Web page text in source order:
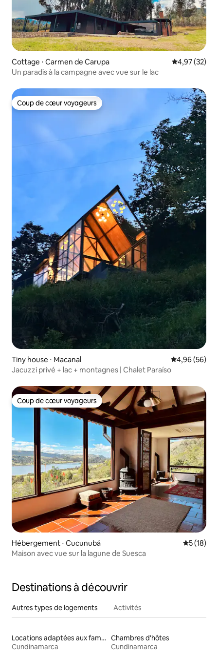
Cottage ⋅ Carmen de Carupa Évaluation
4,97 (32)
Un paradis à la campagne avec vue sur le lac
Coup de cœur voyageurs
Coup de cœur voyageurs
Tiny house ⋅ Macanal Évaluation
4,96 (56)
Jacuzzi privé + lac + montagnes | Chalet Paraíso
Coup de cœur voyageurs
Coup de cœur voyageurs
Hébergement ⋅ Cucunubá
5 (18)
Maison avec vue sur la lagune de Suesca
Destinations à découvrir
Autres types de logements Activités
Locations adaptées aux familles
Cundinamarca
Chambres d'hôtes
Cundinamarca